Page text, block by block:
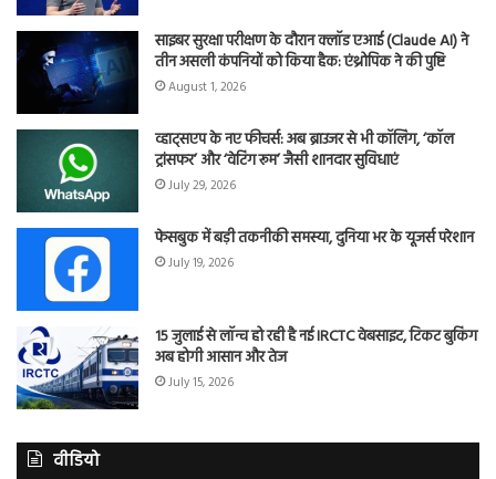
साइबर सुरक्षा परीक्षण के दौरान क्लॉड एआई (Claude AI) ने
तीन असली कंपनियों को किया हैक: एंथ्रोपिक ने की पुष्टि
August 1, 2026
व्हाट्सएप के नए फीचर्स: अब ब्राउजर से भी कॉलिंग, ‘कॉल
ट्रांसफर’ और ‘वेटिंग रूम’ जैसी शानदार सुविधाएं
July 29, 2026
फेसबुक में बड़ी तकनीकी समस्या, दुनिया भर के यूजर्स परेशान
July 19, 2026
15 जुलाई से लॉन्च हो रही है नई IRCTC वेबसाइट, टिकट बुकिंग
अब होगी आसान और तेज
July 15, 2026
वीडियो